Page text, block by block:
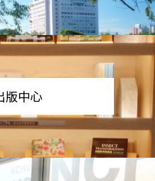
版中心